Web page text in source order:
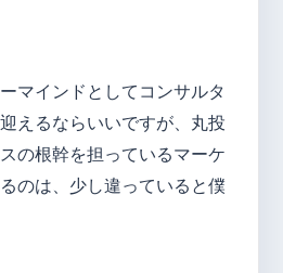
マインドとしてコンサルタ
えるならいいですが、丸投
の根幹を担っているマーケ
のは、少し違っていると僕